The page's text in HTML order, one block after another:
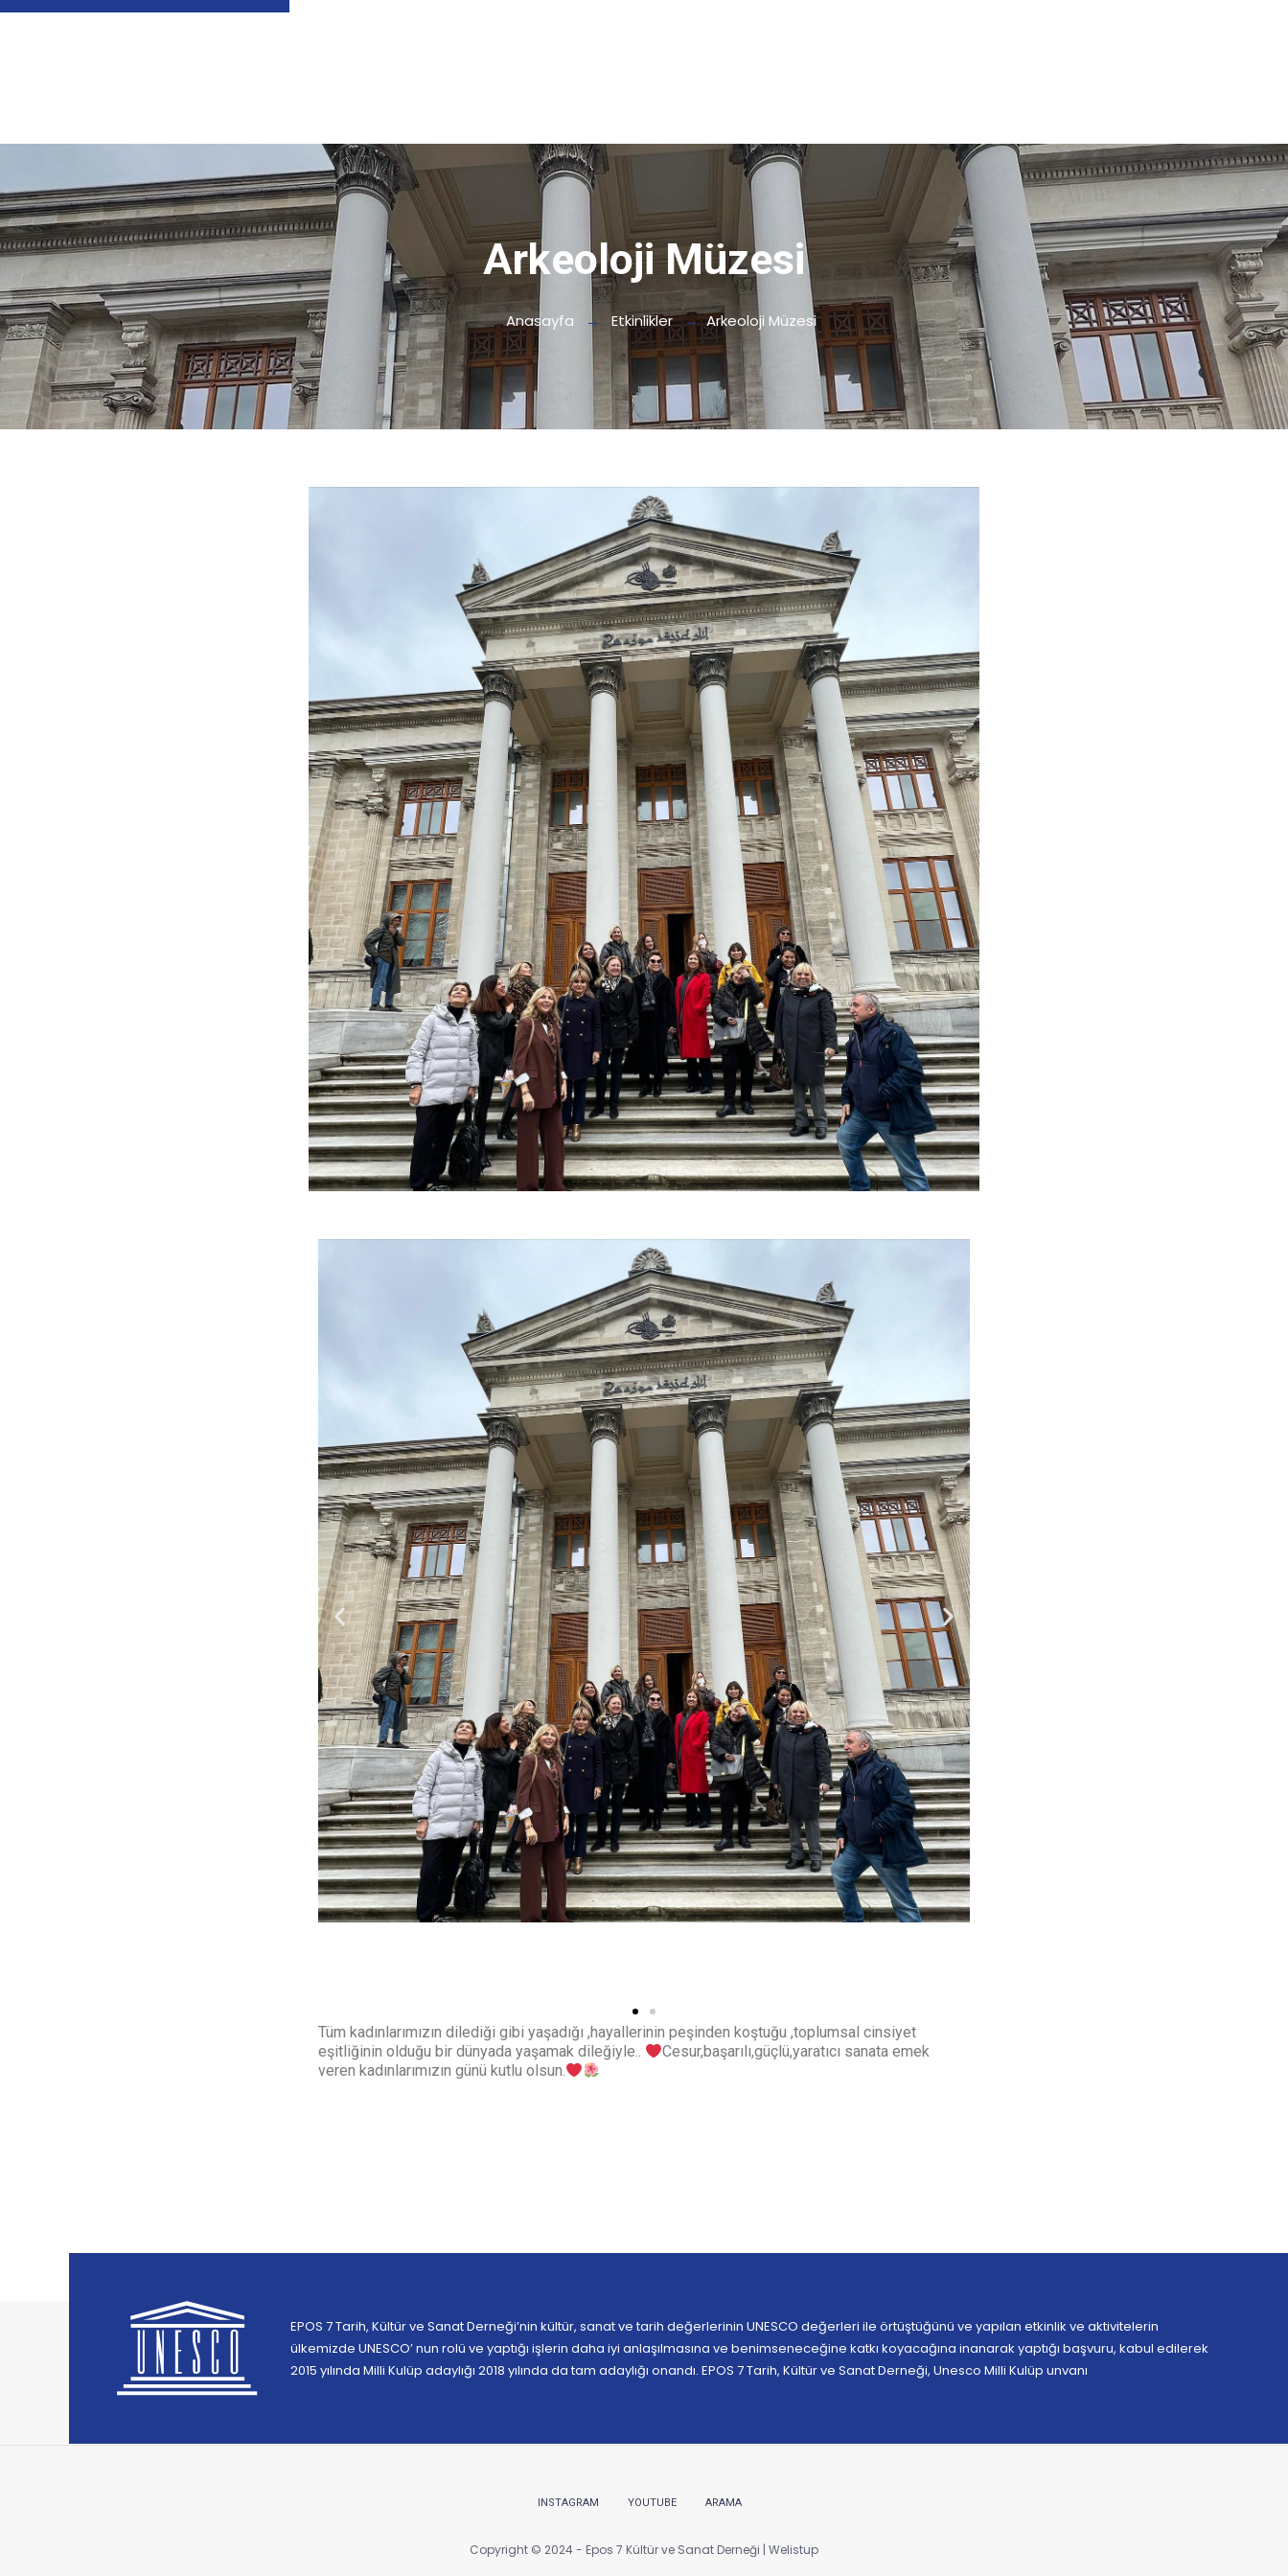
Arkeoloji Müzesi
Anasayfa Etkinlikler Arkeoloji Müzesi
Tüm kadınlarımızın dilediği gibi yaşadığı ,hayallerinin peşinden koştuğu ,toplumsal cinsiyet
eşitliğinin olduğu bir dünyada yaşamak dileğiyle..
Cesur,başarılı,güçlü,yaratıcı sanata emek
veren kadınlarımızın günü kutlu olsun.
EPOS 7 Tarih, Kültür ve Sanat Derneği’nin kültür, sanat ve tarih değerlerinin UNESCO değerleri ile örtüştüğünü ve yapılan etkinlik ve aktivitelerin
ülkemizde UNESCO’ nun rolü ve yaptığı işlerin daha iyi anlaşılmasına ve benimseneceğine katkı koyacağına inanarak yaptığı başvuru, kabul edilerek
2015 yılında Milli Kulüp adaylığı 2018 yılında da tam adaylığı onandı. EPOS 7 Tarih, Kültür ve Sanat Derneği, Unesco Milli Kulüp unvanı
INSTAGRAM YOUTUBE ARAMA
Copyright © 2024 - Epos 7 Kültür ve Sanat Derneği | Welistup